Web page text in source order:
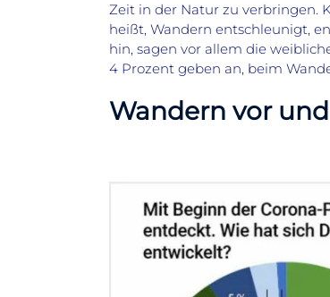
Zeit in der Natur zu verbringen.
heißt, Wandern entschleunigt,
hin, sagen vor allem die
4 Prozent geben an, beim
Wandern vor